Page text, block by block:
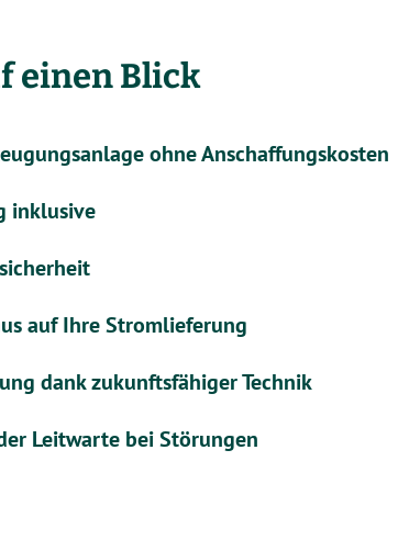
einen Blick
ohne Anschaffungskosten
inklusive
auf Ihre Stromlieferung
dank zukunftsfähiger Technik
Leitwarte bei Störungen